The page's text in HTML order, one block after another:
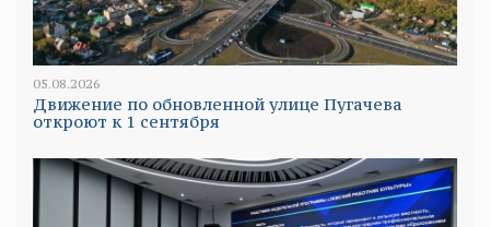
05.08.2026
Движение по обновленной улице Пугачева
откроют к 1 сентября